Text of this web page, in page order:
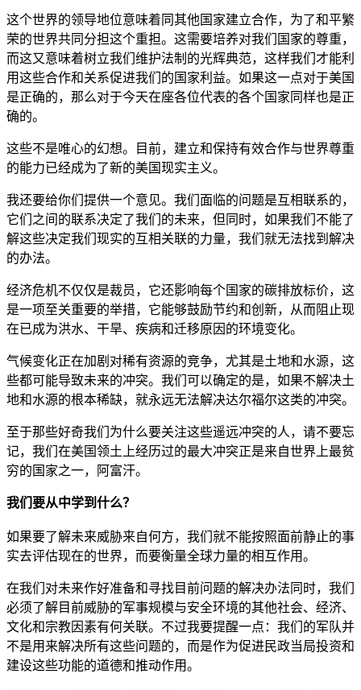
这个世界的领导地位意味着同其他国家建立合作，为了和平繁
荣的世界共同分担这个重担。这需要培养对我们国家的尊重，
而这又意味着树立我们维护法制的光辉典范，这样我们才能利
用这些合作和关系促进我们的国家利益。如果这一点对于美国
是正确的，那么对于今天在座各位代表的各个国家同样也是正
确的。
这些不是唯心的幻想。目前，建立和保持有效合作与世界尊重
的能力已经成为了新的美国现实主义。
我还要给你们提供一个意见。我们面临的问题是互相联系的，
它们之间的联系决定了我们的未来，但同时，如果我们不能了
解这些决定我们现实的互相关联的力量，我们就无法找到解决
的办法。
经济危机不仅仅是裁员，它还影响每个国家的碳排放标价，这
是一项至关重要的举措，它能够鼓励节约和创新，从而阻止现
在已成为洪水、干旱、疾病和迁移原因的环境变化。
气候变化正在加剧对稀有资源的竞争，尤其是土地和水源，这
些都可能导致未来的冲突。我们可以确定的是，如果不解决土
地和水源的根本稀缺，就永远无法解决达尔福尔这类的冲突。
至于那些好奇我们为什么要关注这些遥远冲突的人，请不要忘
记，我们在美国领土上经历过的最大冲突正是来自世界上最贫
穷的国家之一，阿富汗。
我们要从中学到什么？
如果要了解未来威胁来自何方，我们就不能按照面前静止的事
实去评估现在的世界，而要衡量全球力量的相互作用。
在我们对未来作好准备和寻找目前问题的解决办法同时，我们
必须了解目前威胁的军事规模与安全环境的其他社会、经济、
文化和宗教因素有何关联。不过我要提醒一点：我们的军队并
不是用来解决所有这些问题的，而是作为促进民政当局投资和
建设这些功能的道德和推动作用。